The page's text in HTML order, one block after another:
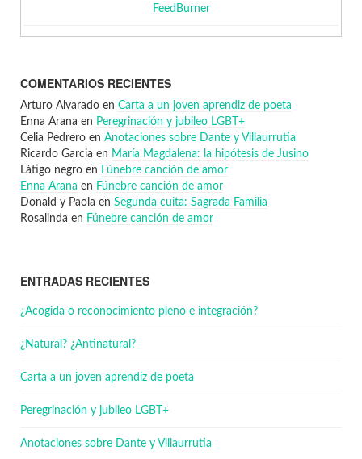
FeedBurner
COMENTARIOS RECIENTES
Arturo Alvarado en Carta a un joven aprendiz de poeta
Enna Arana en Peregrinación y jubileo LGBT+
Celia Pedrero en Anotaciones sobre Dante y Villaurrutia
Ricardo Garcia en María Magdalena: la hipótesis de Jusino
Látigo negro en Fúnebre canción de amor
Enna Arana en Fúnebre canción de amor
Donald y Paola en Segunda cuita: Sagrada Familia
Rosalinda en Fúnebre canción de amor
ENTRADAS RECIENTES
¿Acogida o reconocimiento pleno e integración?
¿Natural? ¿Antinatural?
Carta a un joven aprendiz de poeta
Peregrinación y jubileo LGBT+
Anotaciones sobre Dante y Villaurrutia